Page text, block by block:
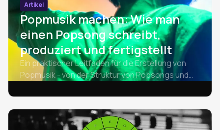
Artikel
Popmusik machen: Wie man
einen Popsong schreibt,
produziert und fertigstellt
Ein praktischer Leitfaden für die Erstellung von
Popmusik - von der Struktur von Popsongs und
Produktion. Lernen Sie, wie man einen Popsong
schreibt.